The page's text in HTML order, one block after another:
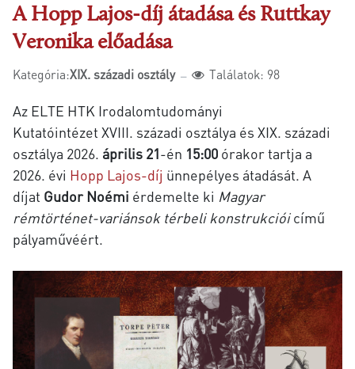
A Hopp Lajos-díj átadása és Ruttkay
Veronika előadása
Kategória:XIX. századi osztály Találatok: 98
Az ELTE HTK Irodalomtudományi
Kutatóintézet XVIII. századi osztálya és XIX. századi
osztálya 2026. április 21-én 15:00órakor tartja a
2026. évi Hopp Lajos-díj ünnepélyes átadását. A
díjat Gudor Noémi érdemelte ki Magyar
rémtörténet-variánsok térbeli konstrukcióicímű
pályaművéért.